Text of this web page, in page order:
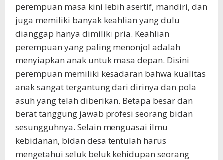
perempuan masa kini lebih asertif, mandiri, dan
juga memiliki banyak keahlian yang dulu
dianggap hanya dimiliki pria. Keahlian
perempuan yang paling menonjol adalah
menyiapkan anak untuk masa depan. Disini
perempuan memiliki kesadaran bahwa kualitas
anak sangat tergantung dari dirinya dan pola
asuh yang telah diberikan. Betapa besar dan
berat tanggung jawab profesi seorang bidan
sesungguhnya. Selain menguasai ilmu
kebidanan, bidan desa tentulah harus
mengetahui seluk beluk kehidupan seorang